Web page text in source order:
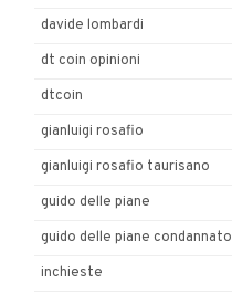
davide lombardi
dt coin opinioni
dtcoin
gianluigi rosafio
gianluigi rosafio taurisano
guido delle piane
guido delle piane condannato
inchieste